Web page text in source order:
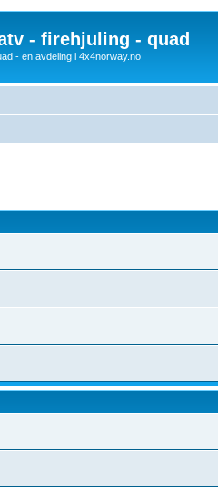
- firehjuling - quad
- en avdeling i 4x4norway.no